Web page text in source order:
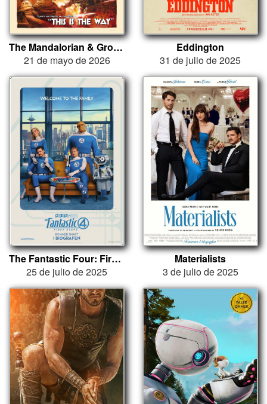
The Mandalorian & Grogu
21 de mayo de 2026
Eddington
31 de julio de 2025
The Fantastic Four: First Steps
25 de julio de 2025
Materialists
3 de julio de 2025